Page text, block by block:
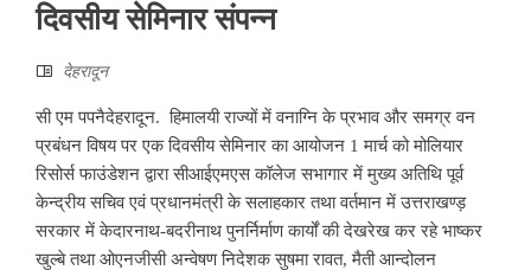
दिवसीय सेमिनार संपन्न
देहरादून
सी एम पपनैदेहरादून. हिमालयी राज्यों में वनाग्नि के प्रभाव और समग्र वन
प्रबंधन विषय पर एक दिवसीय सेमिनार का आयोजन 1 मार्च को मोलियार
रिसोर्स फाउंडेशन द्वारा सीआईएमएस कॉलेज सभागार में मुख्य अतिथि पूर्व
केन्द्रीय सचिव एवं प्रधानमंत्री के सलाहकार तथा वर्तमान में उत्तराखण्ड़
सरकार में केदारनाथ-बदरीनाथ पुनर्निर्माण कार्यों की देखरेख कर रहे भाष्कर
खुल्बे तथा ओएनजीसी अन्वेषण निदेशक सुषमा रावत, मैती आन्दोलन